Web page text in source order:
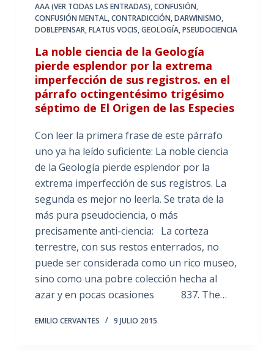
AAA (VER TODAS LAS ENTRADAS),CONFUSIÓN,
CONFUSIÓN MENTAL,CONTRADICCIÓN,DARWINISMO,
DOBLEPENSAR,FLATUS VOCIS,GEOLOGÍA,PSEUDOCIENCIA
La noble ciencia de la Geología
pierde esplendor por la extrema
imperfección de sus registros. en el
párrafo octingentésimo trigésimo
séptimo de El Origen de las Especies
Con leer la primera frase de este párrafo
uno ya ha leído suficiente: La noble ciencia
de la Geología pierde esplendor por la
extrema imperfección de sus registros. La
segunda es mejor no leerla. Se trata de la
más pura pseudociencia, o más
precisamente anti-ciencia: La corteza
terrestre, con sus restos enterrados, no
puede ser considerada como un rico museo,
sino como una pobre colección hecha al
azar y en pocas ocasiones 837. The…
EMILIO CERVANTES 9 JULIO 2015